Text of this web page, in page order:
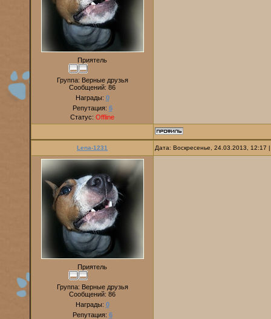
Приятель
Группа: Верные друзья
Сообщений: 86
Награды: 0
Репутация: 6
Статус: Offline
Lena-1231 Дата: Воскресенье, 24.03.2013,
Приятель
Группа: Верные друзья
Сообщений: 86
Награды: 0
Репутация: 6